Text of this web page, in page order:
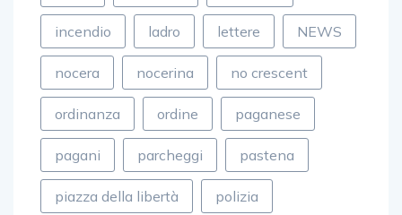
incendio ladro lettere NEWS
nocera nocerina no crescent
ordinanza ordine paganese
pagani parcheggi pastena
piazza della libertà polizia